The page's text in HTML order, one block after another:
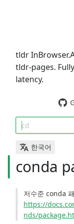
tldr
tldr-pages.
latency.
cd
한국어
conda
저수준 conda
https://
nds/